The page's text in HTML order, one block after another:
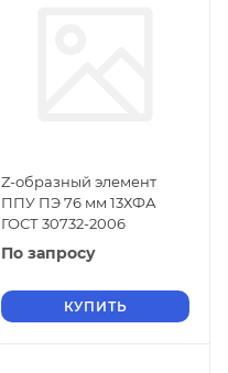
Z-образный элемент
ППУ ПЭ 76 мм 13ХФА
ГОСТ 30732-2006
По запросу
КУПИТЬ